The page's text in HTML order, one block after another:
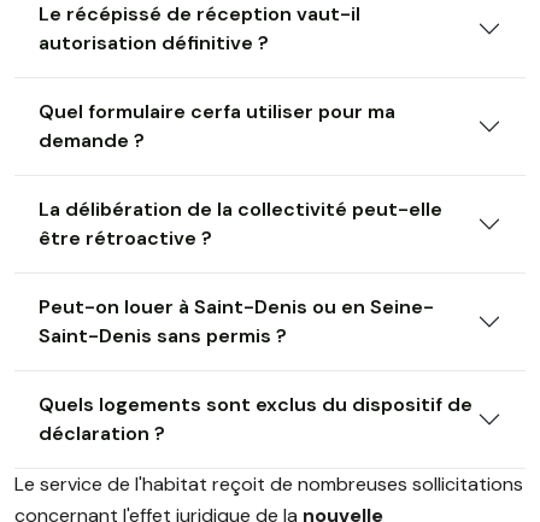
Le récépissé de réception vaut-il
autorisation définitive ?
Quel formulaire cerfa utiliser pour ma
demande ?
La délibération de la collectivité peut-elle
être rétroactive ?
Peut-on louer à Saint-Denis ou en Seine-
Saint-Denis sans permis ?
Quels logements sont exclus du dispositif de
déclaration ?
Le service de l'habitat reçoit de nombreuses sollicitations
concernant l'effet juridique de la nouvelle